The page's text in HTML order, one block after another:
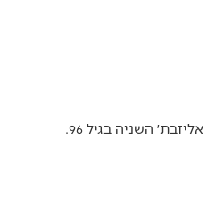
לפני כשבועיים נפטרה המלכה אליזבת׳ השניה בגיל 96.